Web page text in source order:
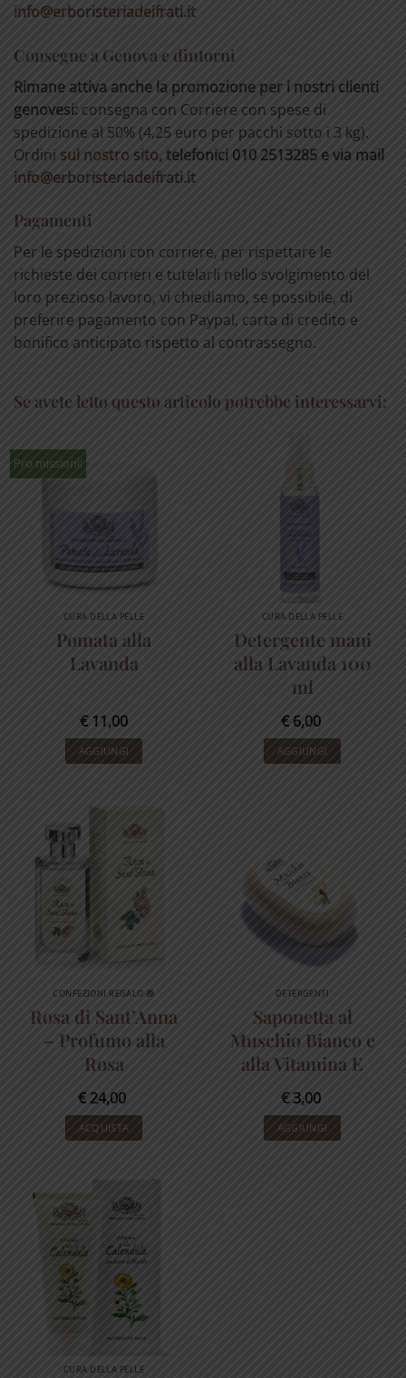
info@erboristeriadeifrati.it
Consegne a Genova e dintorni
Rimane attiva anche la promozione per i nostri clienti
genovesi: consegna con Corriere con spese di
spedizione al 50% (4,25 euro per pacchi sotto i 3 kg).
Ordini sul nostro sito, telefonici 010 2513285 e via mail
info@erboristeriadeifrati.it
Pagamenti
Per le spedizioni con corriere, per rispettare le
richieste dei corrieri e tutelarli nello svolgimento del
loro prezioso lavoro, vi chiediamo, se possibile, di
preferire pagamento con Paypal, carta di credito e
bonifico anticipato rispetto al contrassegno.
Se avete letto questo articolo potrebbe interessarvi:
Pro missioni!
CURA DELLA PELLE
Pomata alla
Lavanda
€11,00
AGGIUNGI
CURA DELLA PELLE
Detergente mani
alla Lavanda 100
ml
€6,00
AGGIUNGI
CONFEZIONI REGALO 🎁
Rosa di Sant’Anna
– Profumo alla
Rosa
€ 24,00
ACQUISTA
DETERGENTI
Saponetta al
Muschio Bianco e
alla Vitamina E
€3,00
AGGIUNGI
CURA DELLA PELLE